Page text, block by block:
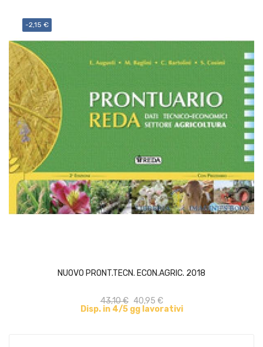
-2,15 €
NUOVO PRONT.TECN. ECON.AGRIC. 2018
43,10 € 40,95 €
Disp. in 4/5 gg lavorativi